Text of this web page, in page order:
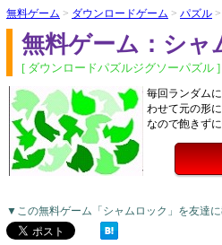
無料ゲーム > ダウンロードゲーム > パズル >
無料ゲーム：シャ
[ ダウンロードパズルジグソーパズル ]
毎回ランダム
わせて元の形
なので飽きず
▼この無料ゲーム「シャムロック」を友達